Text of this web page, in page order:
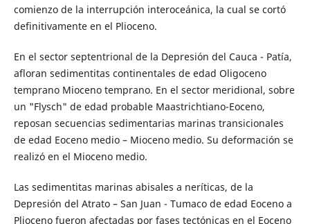
comienzo de la interrupción interoceánica, la cual se cortó
definitivamente en el Plioceno.
En el sector septentrional de la Depresión del Cauca - Patía,
afloran sedimentitas continentales de edad Oligoceno
temprano Mioceno temprano. En el sector meridional, sobre
un "Flysch" de edad probable Maastrichtiano-Eoceno,
reposan secuencias sedimentarias marinas transicionales
de edad Eoceno medio – Mioceno medio. Su deformación se
realizó en el Mioceno medio.
Las sedimentitas marinas abisales a neríticas, de la
Depresión del Atrato – San Juan - Tumaco de edad Eoceno a
Plioceno fueron afectadas por fases tectónicas en el Eoceno